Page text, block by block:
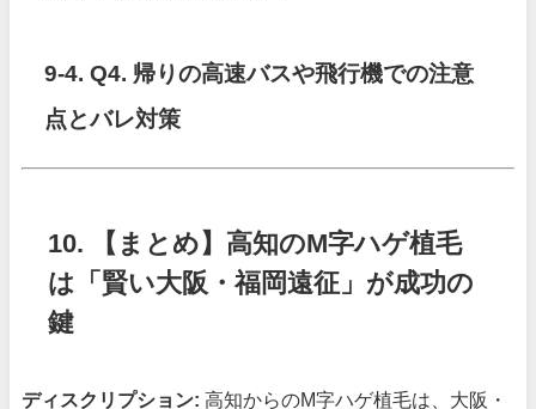
9-4.Q4. 帰りの高速バスや飛行機での注意
点とバレ対策
10. 【まとめ】高知のM字ハゲ植毛
は「賢い大阪・福岡遠征」が成功の
鍵
ディスクリプション: 高知からのM字ハゲ植毛は、大阪・